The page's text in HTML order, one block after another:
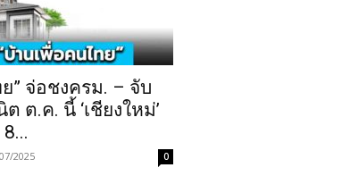
” จ่อชงครม. – จับ
ต.ค. นี้ ‘เชียงใหม่’
2025 0